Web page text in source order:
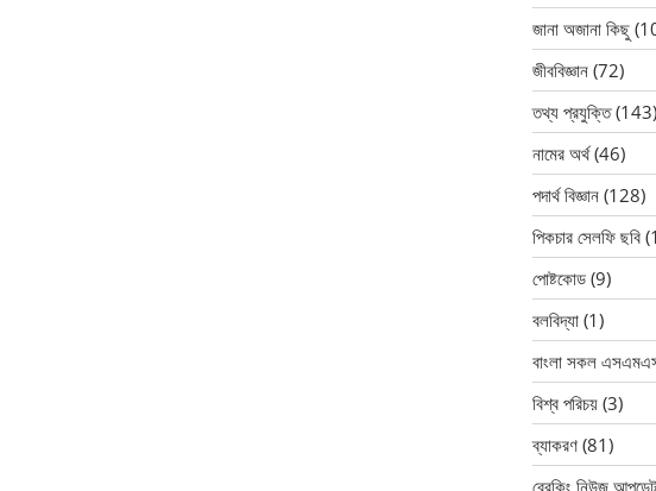
জানা অজানা কিছু
জীববিজ্ঞান (72)
তথ্য প্রযুক্তি(143)
নামের অর্থ(46)
পদার্থ বিজ্ঞান (128)
পিকচার সেলফি ছবি
পোষ্টকোড (9)
বলবিদ্যা (1)
বাংলা সকল
বিশ্ব পরিচয় (3)
ব্যাকরণ (81)
ব্রেকিং নিউজ আপডেট